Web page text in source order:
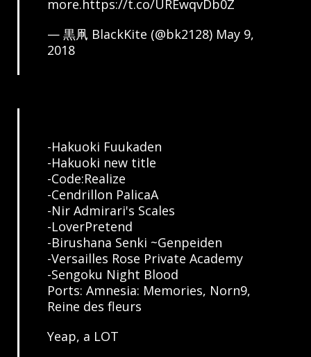
more.https://t.co/UREwqvDb0Z
— 黒凧 BlackKite (@bk2128) May 9,
2018
-Hakuoki Fuukaden
-Hakuoki new title
-Code:Realize
-Cendrillon PalicaA
-Nir Admirari's Scales
-LoverPretend
-Birushana Senki ~Genpeiden
-Versailles Rose Private Academy
-Sengoku Night Blood
Ports: Amnesia: Memories, Norn9,
Reine des fleurs
Yeap, a LOT